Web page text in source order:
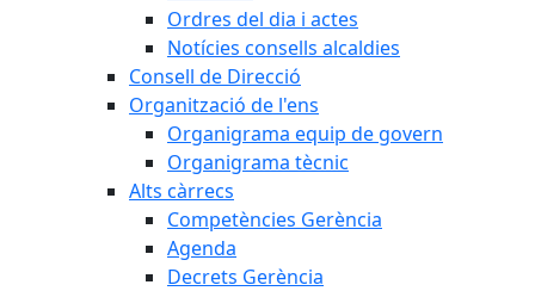
Ordres del dia i actes
Notícies consells alcaldies
Consell de Direcció
Organització de l'ens
Organigrama equip de govern
Organigrama tècnic
Alts càrrecs
Competències Gerència
Agenda
Decrets Gerència